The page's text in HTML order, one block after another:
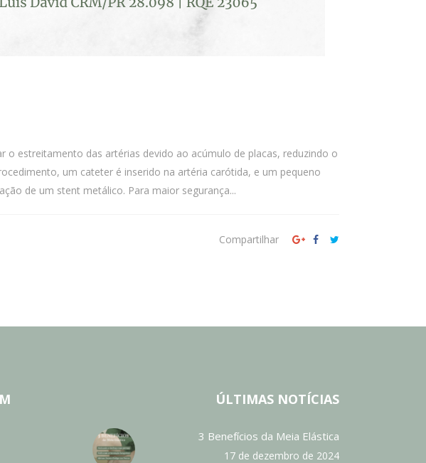
estreitamento das artérias devido ao acúmulo de placas, reduzindo o
um cateter é inserido na artéria carótida, e um pequeno
de um stent metálico. Para maior segurança...
Compartilhar
ÚLTIMAS NOTÍCIAS
3 Benefícios da Meia Elástica
17 de dezembro de 2024